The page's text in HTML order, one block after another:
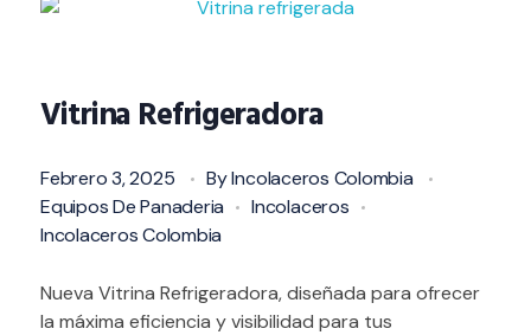
Vitrina Refrigeradora
Febrero 3, 2025 ByIncolaceros Colombia
Equipos De Panaderia
Incolaceros
Incolaceros Colombia
Nueva Vitrina Refrigeradora, diseñada para ofrecer
la máxima eficiencia y visibilidad para tus